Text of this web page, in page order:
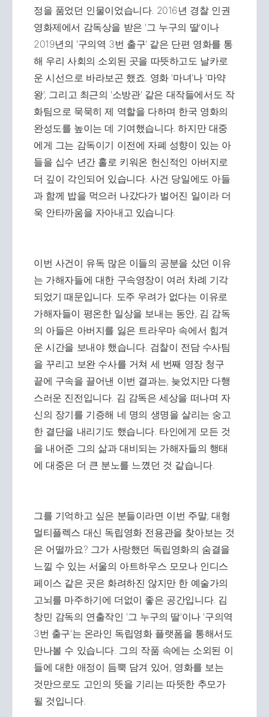
정을 품었던 인물이었습니다. 2016년 경찰 인권
영화제에서 감독상을 받은 '그 누구의 딸'이나
2019년의 '구의역 3번 출구' 같은 단편 영화를 통
해 우리 사회의 소외된 곳을 따뜻하고도 날카로
운 시선으로 바라보곤 했죠. 영화 '마녀'나 '마약
왕', 그리고 최근의 '소방관' 같은 대작들에서도 작
화팀으로 묵묵히 제 역할을 다하며 한국 영화의
완성도를 높이는 데 기여했습니다. 하지만 대중
에게 그는 감독이기 이전에 자폐 성향이 있는 아
들을 십수 년간 홀로 키워온 헌신적인 아버지로
더 깊이 각인되어 있습니다. 사건 당일에도 아들
과 함께 밥을 먹으러 나갔다가 벌어진 일이라 더
욱 안타까움을 자아내고 있습니다.
이번 사건이 유독 많은 이들의 공분을 샀던 이유
는 가해자들에 대한 구속영장이 여러 차례 기각
되었기 때문입니다. 도주 우려가 없다는 이유로
가해자들이 평온한 일상을 보내는 동안, 김 감독
의 아들은 아버지를 잃은 트라우마 속에서 힘겨
운 시간을 보내야 했습니다. 검찰이 전담 수사팀
을 꾸리고 보완 수사를 거쳐 세 번째 영장 청구
끝에 구속을 끌어낸 이번 결과는, 늦었지만 다행
스러운 진전입니다. 김 감독은 세상을 떠나며 자
신의 장기를 기증해 네 명의 생명을 살리는 숭고
한 결단을 내리기도 했습니다. 타인에게 모든 것
을 내어준 그의 삶과 대비되는 가해자들의 행태
에 대중은 더 큰 분노를 느꼈던 것 같습니다.
그를 기억하고 싶은 분들이라면 이번 주말, 대형
멀티플렉스 대신 독립영화 전용관을 찾아보는 것
은 어떨까요? 그가 사랑했던 독립영화의 숨결을
느낄 수 있는 서울의 아트하우스 모모나 인디스
페이스 같은 곳은 화려하진 않지만 한 예술가의
고뇌를 마주하기에 더없이 좋은 공간입니다. 김
창민 감독의 연출작인 '그 누구의 딸'이나 '구의역
3번 출구'는 온라인 독립영화 플랫폼을 통해서도
만나볼 수 있습니다. 그의 작품 속에는 소외된 이
들에 대한 애정이 듬뿍 담겨 있어, 영화를 보는
것만으로도 고인의 뜻을 기리는 따뜻한 추모가
될 것입니다.